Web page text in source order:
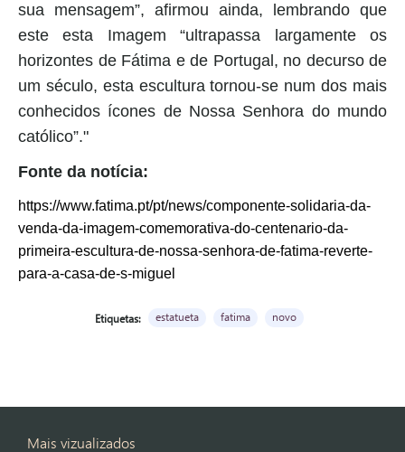
sua mensagem”, afirmou ainda, lembrando que
este esta Imagem “ultrapassa largamente os
horizontes de Fátima e de Portugal, no decurso de
um século, esta escultura tornou-se num dos mais
conhecidos ícones de Nossa Senhora do mundo
católico”."
Fonte da notícia:
https://www.fatima.pt/pt/news/componente-solidaria-da-
venda-da-imagem-comemorativa-do-centenario-da-
primeira-escultura-de-nossa-senhora-de-fatima-reverte-
para-a-casa-de-s-miguel
Etiquetas: estatueta fatima novo
Mais vizualizados